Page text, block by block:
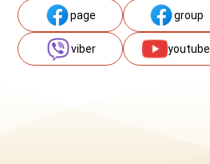
page group
viber youtube